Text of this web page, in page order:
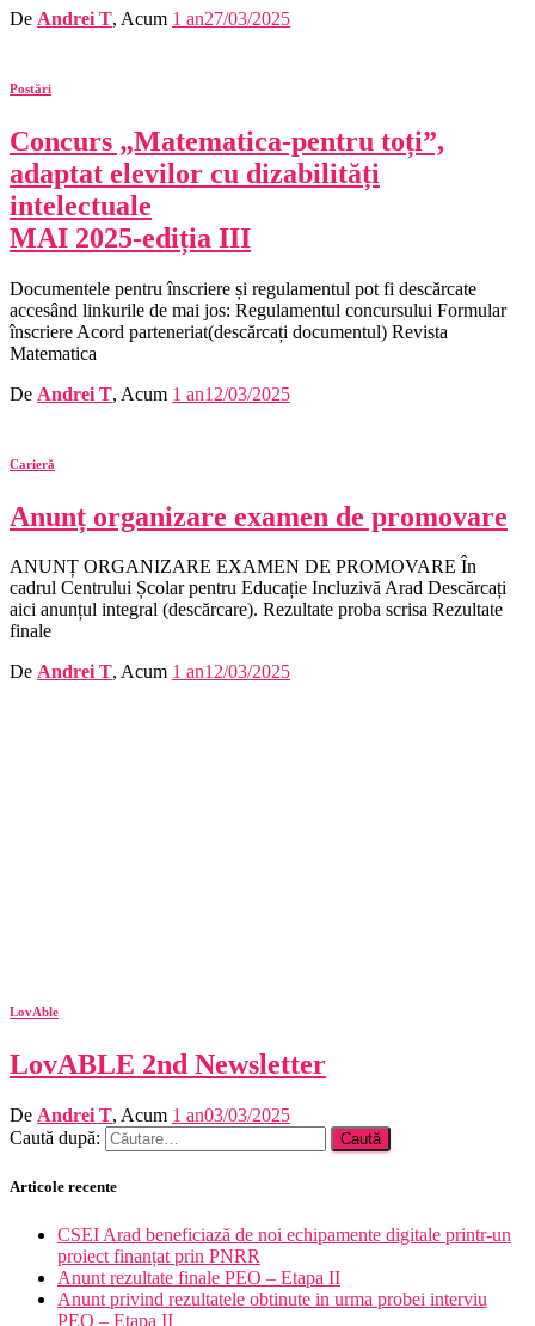
De Andrei T, Acum 1 an27/03/2025
Postări
Concurs „Matematica-pentru toți”,
adaptat elevilor cu dizabilități
intelectuale
MAI 2025-ediția III
Documentele pentru înscriere și regulamentul pot fi descărcate
accesând linkurile de mai jos: Regulamentul concursului Formular
înscriere Acord parteneriat(descărcați documentul) Revista
Matematica
De Andrei T, Acum 1 an12/03/2025
Carieră
Anunț organizare examen de promovare
ANUNȚ ORGANIZARE EXAMEN DE PROMOVARE În
cadrul Centrului Școlar pentru Educație Incluzivă Arad Descărcați
aici anunțul integral (descărcare). Rezultate proba scrisa Rezultate
finale
De Andrei T, Acum 1 an12/03/2025
LovAble
LovABLE 2nd Newsletter
De Andrei T, Acum 1 an03/03/2025
Caută după:
Articole recente
CSEI Arad beneficiază de noi echipamente digitale printr-un
proiect finanțat prin PNRR
Anunt rezultate finale PEO – Etapa II
Anunt privind rezultatele obtinute in urma probei interviu
PEO – Etapa II